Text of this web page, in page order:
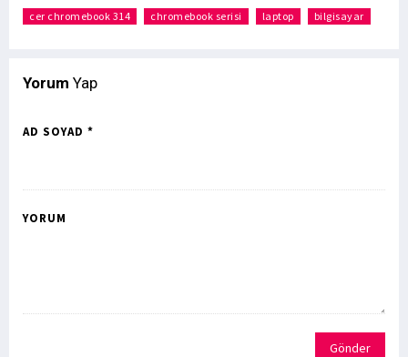
cer chromebook 314 chromebook serisi laptop bilgisayar
Yorum Yap
AD SOYAD *
YORUM
Gönder